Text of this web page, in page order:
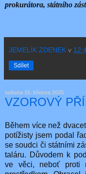
prokurátora, státního
JEMELÍK ZDENEK v
Sdílet
sobota 15. března 2025
VZOROVÝ
Během více než
potížisty jsem podal
se soudci či státními
taláru. Důvodem k
ve věci, neboť proti